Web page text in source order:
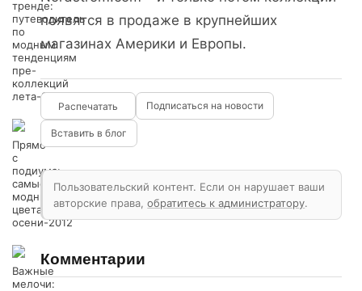
тренде:
путеводитель
по
модным
тенденциям
пре-
коллекций
лета-2014
Прямо
с
подиума:
самые
модные
цвета
осени-2012
Важные
мелочи:
появятся в продаже в крупнейших
магазинах Америки и Европы.
Подписаться на новости
Вставить в блог
Пользовательский контент. Если он нарушает ваши
авторские права,обратитесь к администратору.
Комментарии